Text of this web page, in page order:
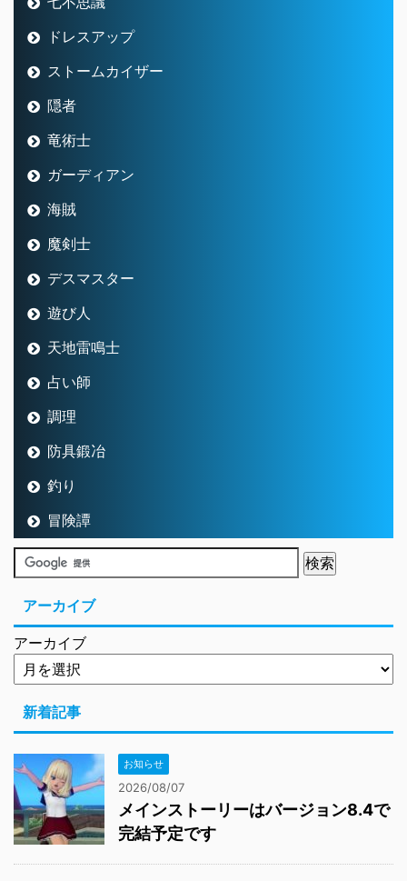
ドレスアップ
ストームカイザー
隠者
竜術士
ガーディアン
海賊
魔剣士
デスマスター
遊び人
天地雷鳴士
占い師
調理
防具鍛冶
釣り
冒険譚
アーカイブ
アーカイブ
新着記事
お知らせ
2026/08/07
メインストーリーはバージョン8.4で
完結予定です